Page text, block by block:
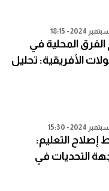
الفرق المحلية في
الأفريقية: تحليل
التعليم:
التحديات في